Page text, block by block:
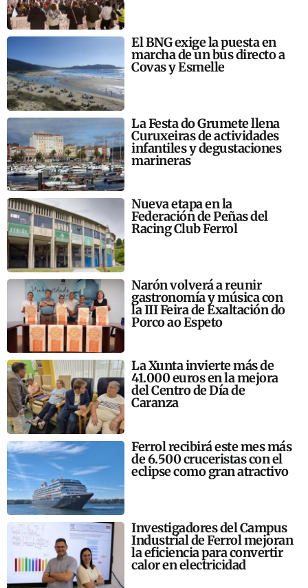
El BNG exige la puesta en
marcha de un bus directo a
Covas y Esmelle
La Festa do Grumete llena
Curuxeiras de actividades
infantiles y degustaciones
marineras
Nueva etapa en la
Federación de Peñas del
Racing Club Ferrol
Narón volverá a reunir
gastronomía y música con
la III Feira de Exaltación do
Porco ao Espeto
La Xunta invierte más de
41.000 euros en la mejora
del Centro de Día de
Caranza
Ferrol recibirá este mes más
de 6.500 cruceristas con el
eclipse como gran atractivo
Investigadores del Campus
Industrial de Ferrol mejoran
la eficiencia para convertir
calor en electricidad